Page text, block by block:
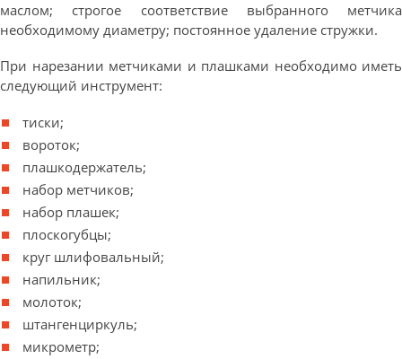
маслом; строгое соответствие выбранного метчика
необходимому диаметру; постоянное удаление стружки.
При нарезании метчиками и плашками необходимо иметь
следующий инструмент:
тиски;
вороток;
плашкодержатель;
набор метчиков;
набор плашек;
плоскогубцы;
круг шлифовальный;
напильник;
молоток;
штангенциркуль;
микрометр;